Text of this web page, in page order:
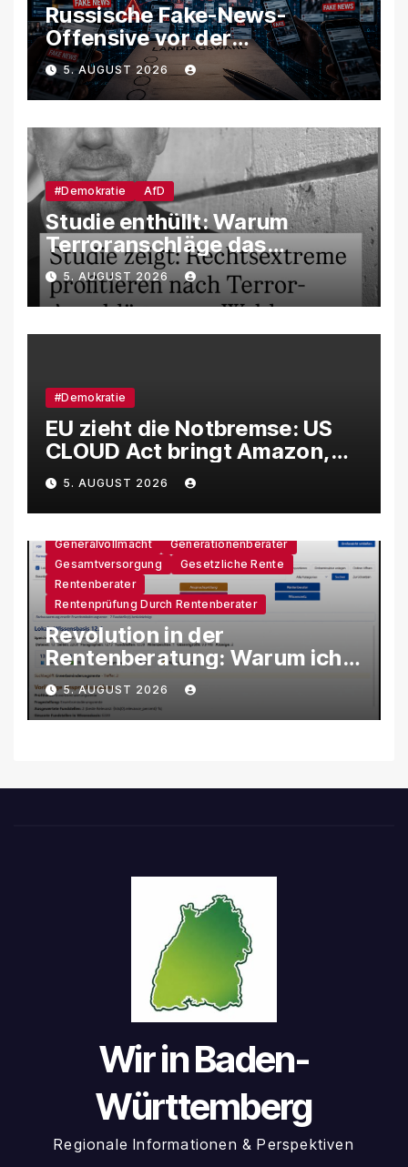
Russische Fake-News-
Offensive vor der
Landtagswahl – So soll
unsere Demokratie
manipuliert werden
5. AUGUST 2026
#Demokratie AfD
Studie enthüllt: Warum
Terroranschläge das
Wahlverhalten verändern –
und weshalb die AfD davon
besonders profitiert
5. AUGUST 2026
#Demokratie
EU zieht die Notbremse: US
CLOUD Act bringt Amazon,
Google und Microsoft massiv
unter Druck
5. AUGUST 2026
Generalvollmacht
Generationenberater
Gesamtversorgung
Gesetzliche Rente
Rentenberater
Rentenprüfung Durch Rentenberater
Revolution in der
Rentenberatung: Warum ich
eine eigene KI-Software
entwickle
5. AUGUST 2026
Wir in Baden-
Württemberg
Regionale Informationen & Perspektiven